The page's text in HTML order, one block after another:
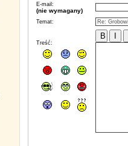
E-mail:
(nie wymagany)
Temat:
Treść: